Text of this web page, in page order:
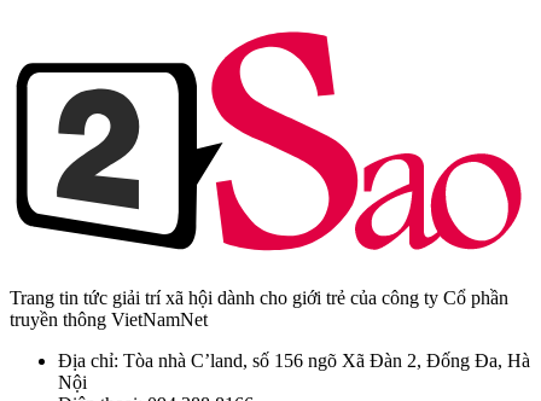
Trang tin tức giải trí xã hội dành cho giới trẻ của công ty Cổ phần
truyền thông VietNamNet
Địa chỉ: Tòa nhà C’land, số 156 ngõ Xã Đàn 2, Đống Đa, Hà
Nội